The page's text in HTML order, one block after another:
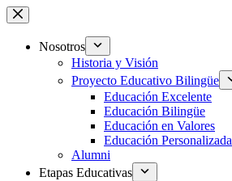
Saltar
al
contenidoNosotros
Historia y Visión
Proyecto Educativo Bilingüe
Educación Excelente
Educación Bilingüe
Educación en Valores
Educación Personalizada
Alumni
Etapas Educativas